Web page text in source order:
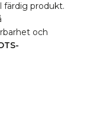
färdig produkt.
och